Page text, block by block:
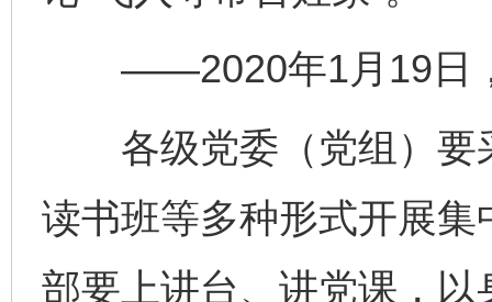
——2020年1月19日，
各级党委（党组）要
读书班等多种形式开展
部要上讲台、讲党课，